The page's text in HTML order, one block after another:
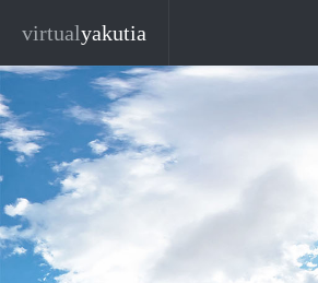
virtualyakutia